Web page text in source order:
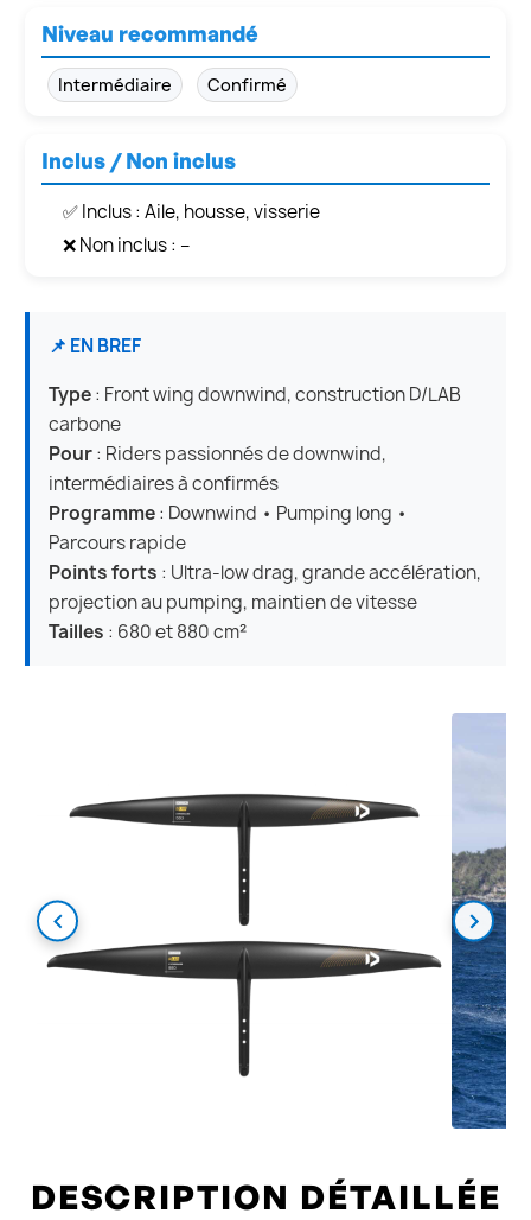
Niveau recommandé
Intermédiaire Confirmé
Inclus / Non inclus
✅ Inclus : Aile, housse, visserie
❌ Non inclus : –
📌 EN BREF
Type: Front wing downwind, construction D/LAB
carbone
Pour: Riders passionnés de downwind,
intermédiaires à confirmés
Programme: Downwind • Pumping long •
Parcours rapide
Points forts : Ultra-low drag, grande accélération,
projection au pumping, maintien de vitesse
Tailles : 680 et 880 cm²
DESCRIPTION DÉTAILLÉE